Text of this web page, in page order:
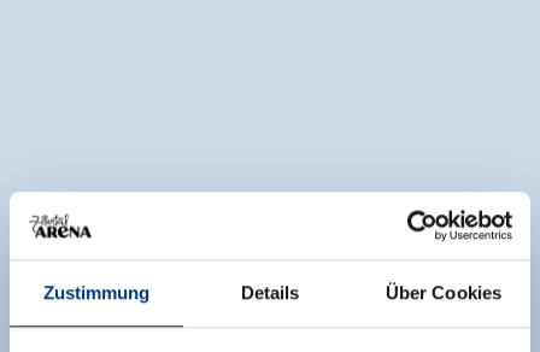
Zustimmung Details Über Cookies